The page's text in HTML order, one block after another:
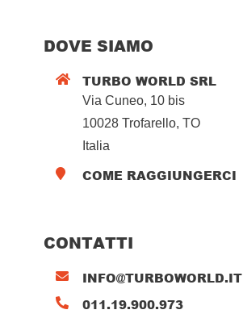
DOVE SIAMO
 TURBO WORLD SRL
Via Cuneo, 10 bis
10028 Trofarello, TO
Italia
 COME RAGGIUNGERCI
CONTATTI
 INFO@TURBOWORLD.IT
 011.19.900.973